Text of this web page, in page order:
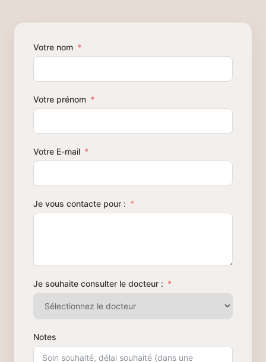
Votre nom
Votre prénom
Votre E-mail
Je vous contacte pour :
Je souhaite consulter le docteur :
Notes